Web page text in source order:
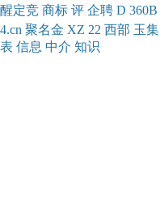
醒定竞 商标 评 企聘 D 360B
4.cn 聚名金 XZ 22 西部 玉集
表 信息 中介 知识